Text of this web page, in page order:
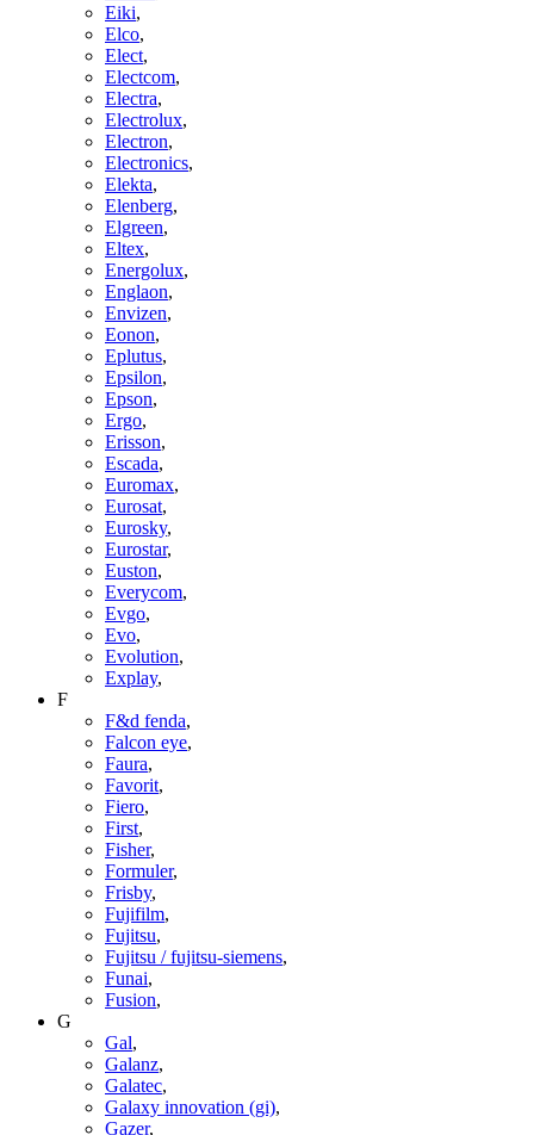
Eiki,
Elco,
Elect,
Electcom,
Electra,
Electrolux,
Electron,
Electronics,
Elekta,
Elenberg,
Elgreen,
Eltex,
Energolux,
Englaon,
Envizen,
Eonon,
Eplutus,
Epsilon,
Epson,
Ergo,
Erisson,
Escada,
Euromax,
Eurosat,
Eurosky,
Eurostar,
Euston,
Everycom,
Evgo,
Evo,
Evolution,
Explay,
F
F&d fenda,
Falcon eye,
Faura,
Favorit,
Fiero,
First,
Fisher,
Formuler,
Frisby,
Fujifilm,
Fujitsu,
Fujitsu / fujitsu-siemens,
Funai,
Fusion,
G
Gal,
Galanz,
Galatec,
Galaxy innovation (gi),
Gazer,